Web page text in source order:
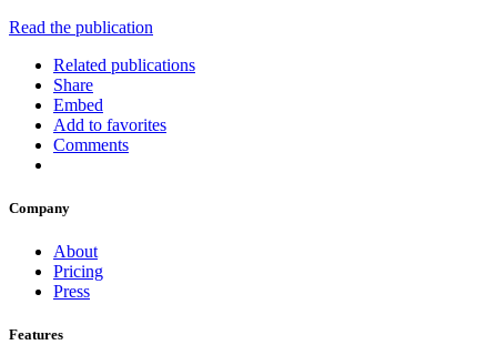
Read the publication
Related publications
Share
Embed
Add to favorites
Comments
Company
About
Pricing
Press
Features